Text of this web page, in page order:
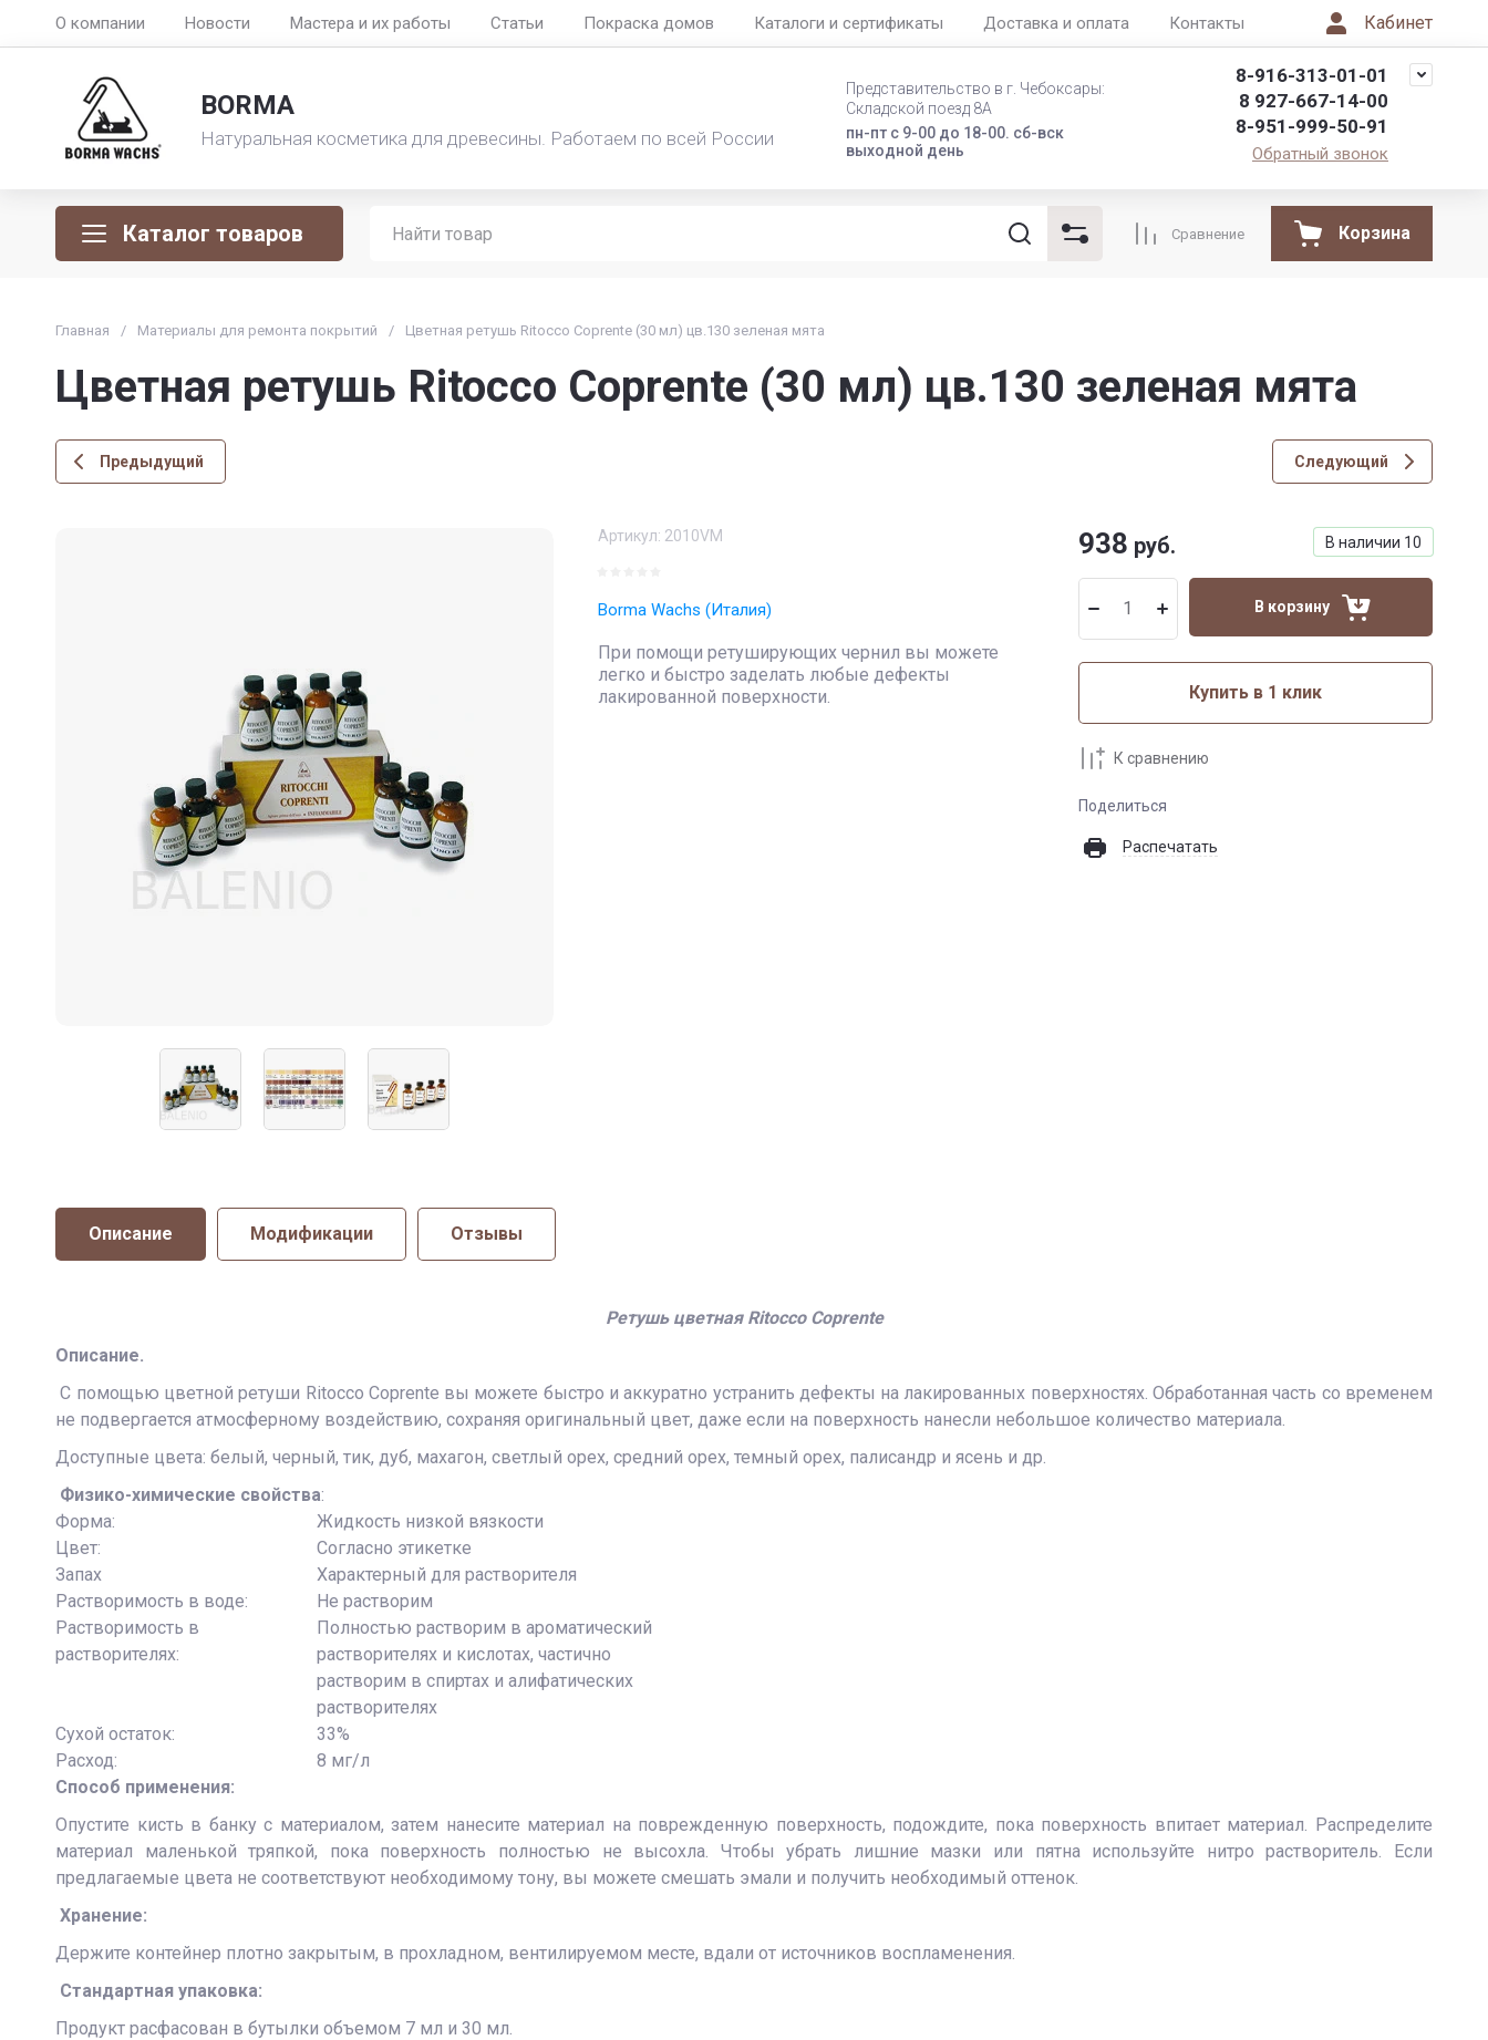
О компании Новости Мастера и их работы Статьи Покраска домов Каталоги и сертификаты Доставка и оплата Контакты Кабинет
BORMA
Натуральная косметика для древесины. Работаем по всей России
Представительство в г. Чебоксары:
Складской поезд 8А
пн-пт с 9-00 до 18-00. сб-вск
выходной день
8-916-313-01-01
8 927-667-14-00
8-951-999-50-91
Обратный звонок
Каталог товаров Сравнение Корзина
Главная / Материалы для ремонта покрытий / Цветная ретушь Ritocco Coprente (30 мл) цв.130 зеленая мята
Цветная ретушь Ritocco Coprente (30 мл) цв.130 зеленая мята
Предыдущий Следующий
Артикул: 2010VM
Borma Wachs (Италия)
При помощи ретуширующих чернил вы можете
легко и быстро заделать любые дефекты
лакированной поверхности.
В наличии 10
938 руб.
В корзину
Купить в 1 клик
К сравнению
Поделиться
Распечатать
Описание Модификации Отзывы
Ретушь цветная Ritocco Coprente
Описание.
С помощью цветной ретуши Ritocco Coprente вы можете быстро и аккуратно устранить дефекты на лакированных поверхностях. Обработанная часть со временем
не подвергается атмосферному воздействию, сохраняя оригинальный цвет, даже если на поверхность нанесли небольшое количество материала.
Доступные цвета: белый, черный, тик, дуб, махагон, светлый орех, средний орех, темный орех, палисандр и ясень и др.
Физико-химические свойства:
Форма:
Жидкость низкой вязкости
Цвет:
Согласно этикетке
Запах
Характерный для растворителя
Растворимость в воде:
Не растворим
Растворимость в
растворителях:
Полностью растворим в ароматический
растворителях и кислотах, частично
растворим в спиртах и алифатических
растворителях
Сухой остаток:
33%
Расход:
8 мг/л
Способ применения:
Опустите кисть в банку с материалом, затем нанесите материал на поврежденную поверхность, подождите, пока поверхность впитает материал. Распределите
материал маленькой тряпкой, пока поверхность полностью не высохла. Чтобы убрать лишние мазки или пятна используйте нитро растворитель. Если
предлагаемые цвета не соответствуют необходимому тону, вы можете смешать эмали и получить необходимый оттенок.
Хранение:
Держите контейнер плотно закрытым, в прохладном, вентилируемом месте, вдали от источников воспламенения.
Стандартная упаковка:
Продукт расфасован в бутылки объемом 7 мл и 30 мл.